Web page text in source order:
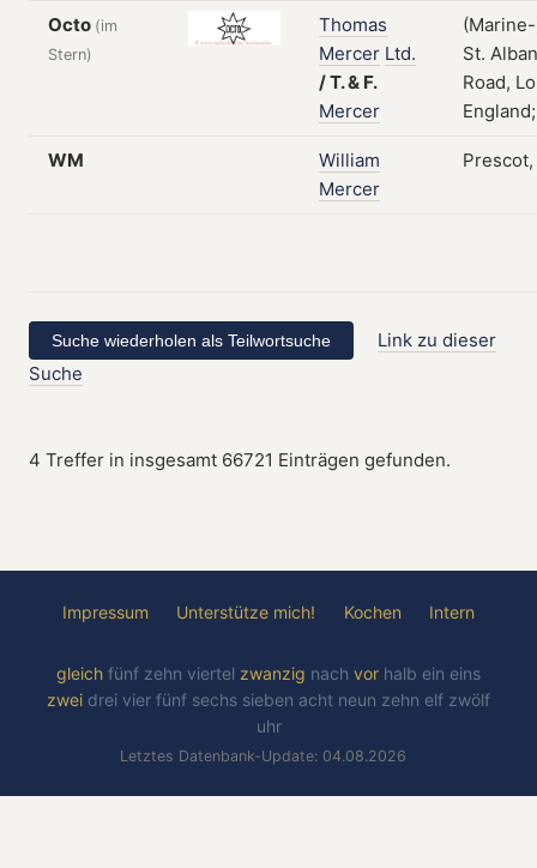
Octo (im
Stern)
Thomas
Mercer Ltd.
/T.& F.
Mercer
St.
Road,
WM
William
Mercer
Link zu dieser
Suche
4 Treffer in insgesamt 66721 Einträgen gefunden.
Impressum Unterstütze mich! Kochen Intern
gleich fünf zehn viertel zwanzig nach vor halb ein eins
zwei drei vier fünf sechs sieben acht neun zehn elf zwölf
uhr
Letztes Datenbank-Update: 04.08.2026